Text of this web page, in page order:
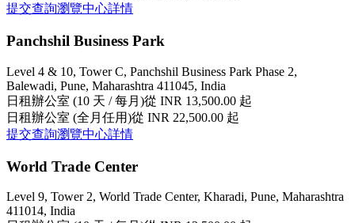
提交查詢瀏覽中心詳情
Panchshil Business Park
Level 4 & 10, Tower C, Panchshil Business Park Phase 2,
Balewadi, Pune, Maharashtra 411045, India
日租辦公室 (10 天 / 每月)從 INR 13,500.00 起
日租辦公室 (全月任用)從 INR 22,500.00 起
提交查詢瀏覽中心詳情
World Trade Center
Level 9, Tower 2, World Trade Center, Kharadi, Pune, Maharashtra
411014, India